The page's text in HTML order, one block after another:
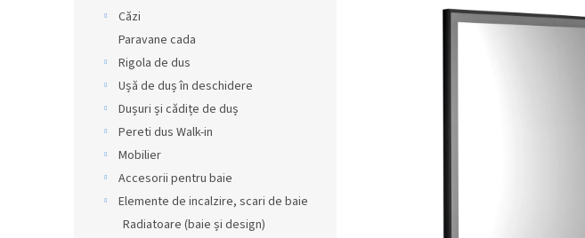
Căzi
Paravane cada
Rigola de dus
Ușă de duș în deschidere
Dușuri și cădițe de duș
Pereti dus Walk-in
Mobilier
Accesorii pentru baie
Elemente de incalzire, scari de baie
Radiatoare (baie și design)